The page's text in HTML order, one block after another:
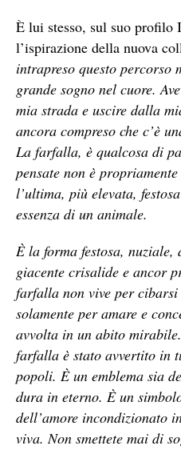
È lui stesso, sul suo profilo
l’ispirazione della nuova
intrapreso questo percorso
grande sogno nel cuore.
mia strada e uscire dalla
ancora compreso che c’è
La farfalla, è qualcosa di
pensate non è
l’ultima, più elevata,
essenza di un animale.
È la forma festosa, nuziale,
giacente crisalide e ancor
farfalla non vive per cibarsi
solamente per amare e
avvolta in un abito
farfalla è stato avvertito in
popoli. È un emblema sia
dura in eterno. È un
dell’amore incondizionato
viva. Non smettete mai di